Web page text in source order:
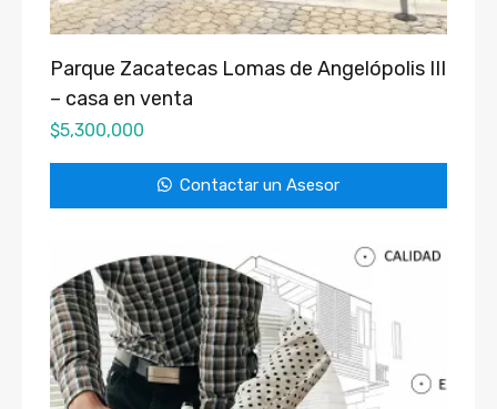
Parque Zacatecas Lomas de Angelópolis III
– casa en venta
$5,300,000
Contactar un Asesor